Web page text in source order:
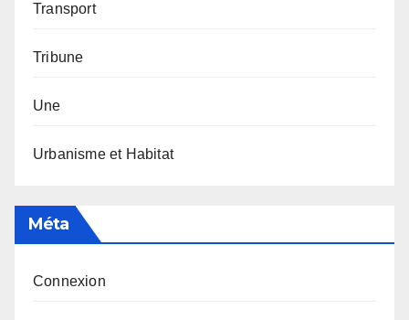
Transport
Tribune
Une
Urbanisme et Habitat
Méta
Connexion